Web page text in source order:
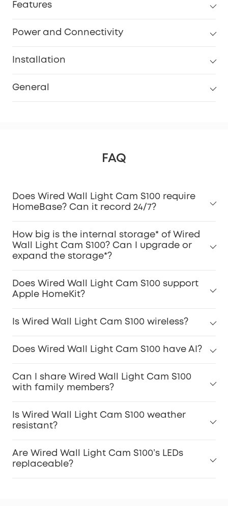
Features
Power and Connectivity
Installation
General
FAQ
Does Wired Wall Light Cam S100 require
HomeBase? Can it record 24/7?
How big is the internal storage* of Wired
Wall Light Cam S100? Can I upgrade or
expand the storage*?
Does Wired Wall Light Cam S100 support
Apple HomeKit?
Is Wired Wall Light Cam S100 wireless?
Does Wired Wall Light Cam S100 have AI?
Can I share Wired Wall Light Cam S100
with family members?
Is Wired Wall Light Cam S100 weather
resistant?
Are Wired Wall Light Cam S100’s LEDs
replaceable?